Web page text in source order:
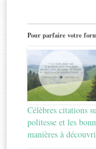
Pour parfaire votre
Célèbres citations
politesse et les
manières à